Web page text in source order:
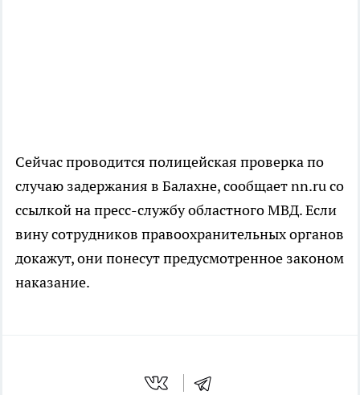
Сейчас проводится полицейская проверка по
случаю задержания в Балахне, сообщает nn.ru со
ссылкой на пресс-службу областного МВД. Если
вину сотрудников правоохранительных органов
докажут, они понесут предусмотренное законом
наказание.